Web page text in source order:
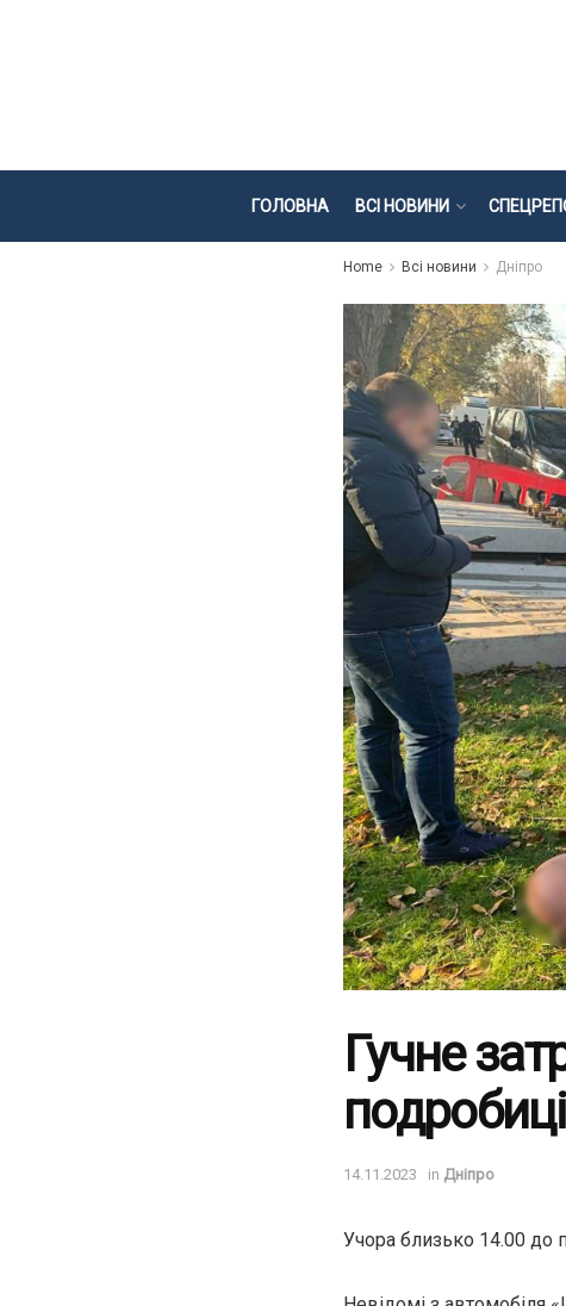
ГОЛОВНА ВСІ НОВИНИ
Home Всі новини Дніпро
Гучне
подробиці
14.11.2023 in Дніпро
Учора близько 14.00 до